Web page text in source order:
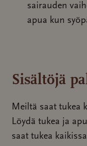
sairauden
apua kun
Sisältöjä
Meiltä saat tukea
Löydä tukea ja
saat tukea